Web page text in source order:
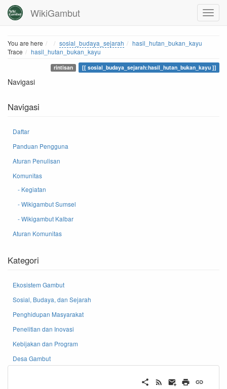
WikiGambut
You are here Home
sosial_budaya_sejarah
hasil_hutan_bukan_kayu
Trace
hasil_hutan_bukan_kayu
rintisan sosial_budaya_sejarah:hasil_hutan_bukan_kayu
Navigasi
Navigasi
Daftar
Panduan Pengguna
Aturan Penulisan
Komunitas
- Kegiatan
- Wikigambut Sumsel
- Wikigambut Kalbar
Aturan Komunitas
Kategori
Ekosistem Gambut
Sosial, Budaya, dan Sejarah
Penghidupan Masyarakat
Penelitian dan Inovasi
Kebijakan dan Program
Desa Gambut